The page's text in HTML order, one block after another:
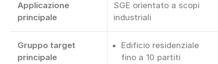
Applicazione
principale
SGE orientato a scopi
industriali
Gruppo target
principale
Edificio residenziale
fino a 10 partiti